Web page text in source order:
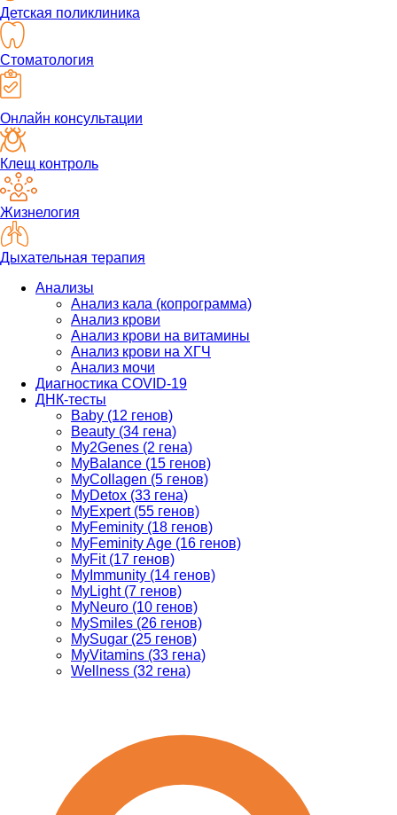
Детская поликлиника
Стоматология
Онлайн консультации
Клещ контроль
Жизнелогия
Дыхательная терапия
Анализы
Анализ кала (копрограмма)
Анализ крови
Анализ крови на витамины
Анализ крови на ХГЧ
Анализ мочи
Диагностика COVID-19
ДНК-тесты
Baby (12 генов)
Beauty (34 гена)
My2Genes (2 гена)
MyBalance (15 генов)
MyCollagen (5 генов)
MyDetox (33 гена)
MyExpert (55 генов)
MyFeminity (18 генов)
MyFeminity Age (16 генов)
MyFit (17 генов)
MyImmunity (14 генов)
MyLight (7 генов)
MyNeuro (10 генов)
MySmiles (26 генов)
MySugar (25 генов)
MyVitamins (33 гена)
Wellness (32 гена)